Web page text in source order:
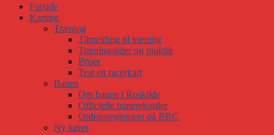
Forside
Karting
Træning
Tilmelding til træning
Træningstider og praktik
Priser
Test en racerkart
Banen
Om banen i Roskilde
Officielle banerekorder
Ordensreglement på RRC
Ny kører